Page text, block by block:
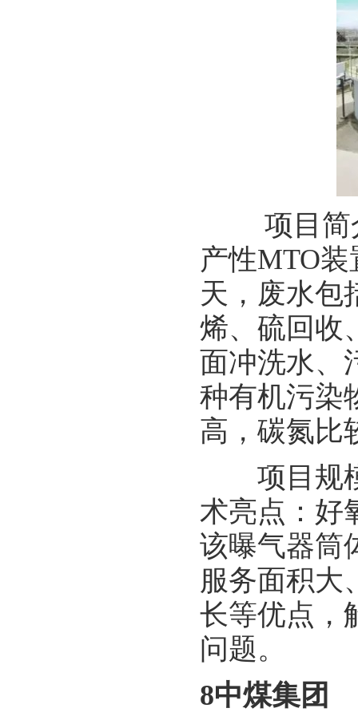
项目简介
产性MTO
天，废水包
烯、硫回收
面冲洗水、
种有机污染
高，碳氮比
项目规模
术亮点：好
该曝气器筒
服务面积大
长等优点，
问题。
8中煤集团